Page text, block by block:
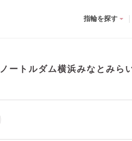
指輪を探す
ノートルダム横浜みなとみら